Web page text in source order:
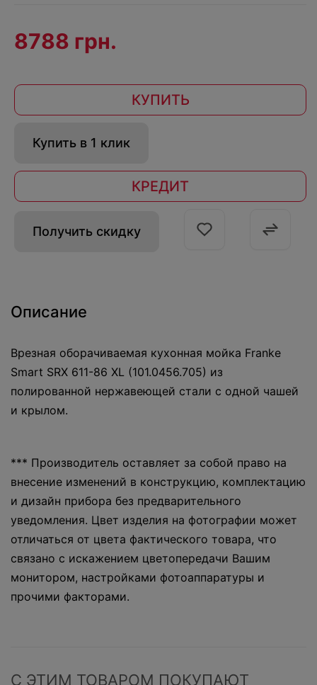
8788 грн.
КУПИТЬ
Купить в 1 клик
КРЕДИТ
Получить скидку
Описание
Врезная оборачиваемая кухонная мойка Franke
Smart SRX 611-86 XL (101.0456.705) из
полированной нержавеющей стали с одной чашей
и крылом.
*** Производитель оставляет за собой право на
внесение изменений в конструкцию, комплектацию
и дизайн прибора без предварительного
уведомления. Цвет изделия на фотографии может
отличаться от цвета фактического товара, что
связано с искажением цветопередачи Вашим
монитором, настройками фотоаппаратуры и
прочими факторами.
С ЭТИМ ТОВАРОМ ПОКУПАЮТ